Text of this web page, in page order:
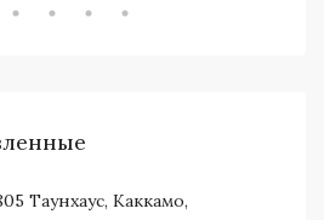
Таунхаус, Каккамо,